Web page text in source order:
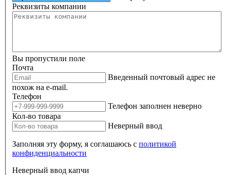
Реквизиты компании
Вы пропустили поле
Почта
Введенный почтовый адрес не
похож на e-mail.
Телефон
Телефон заполнен неверно
Кол-во товара
Неверный ввод
Заполняя эту форму, я соглашаюсь с политикой
конфиденциальности
Неверный ввод капчи